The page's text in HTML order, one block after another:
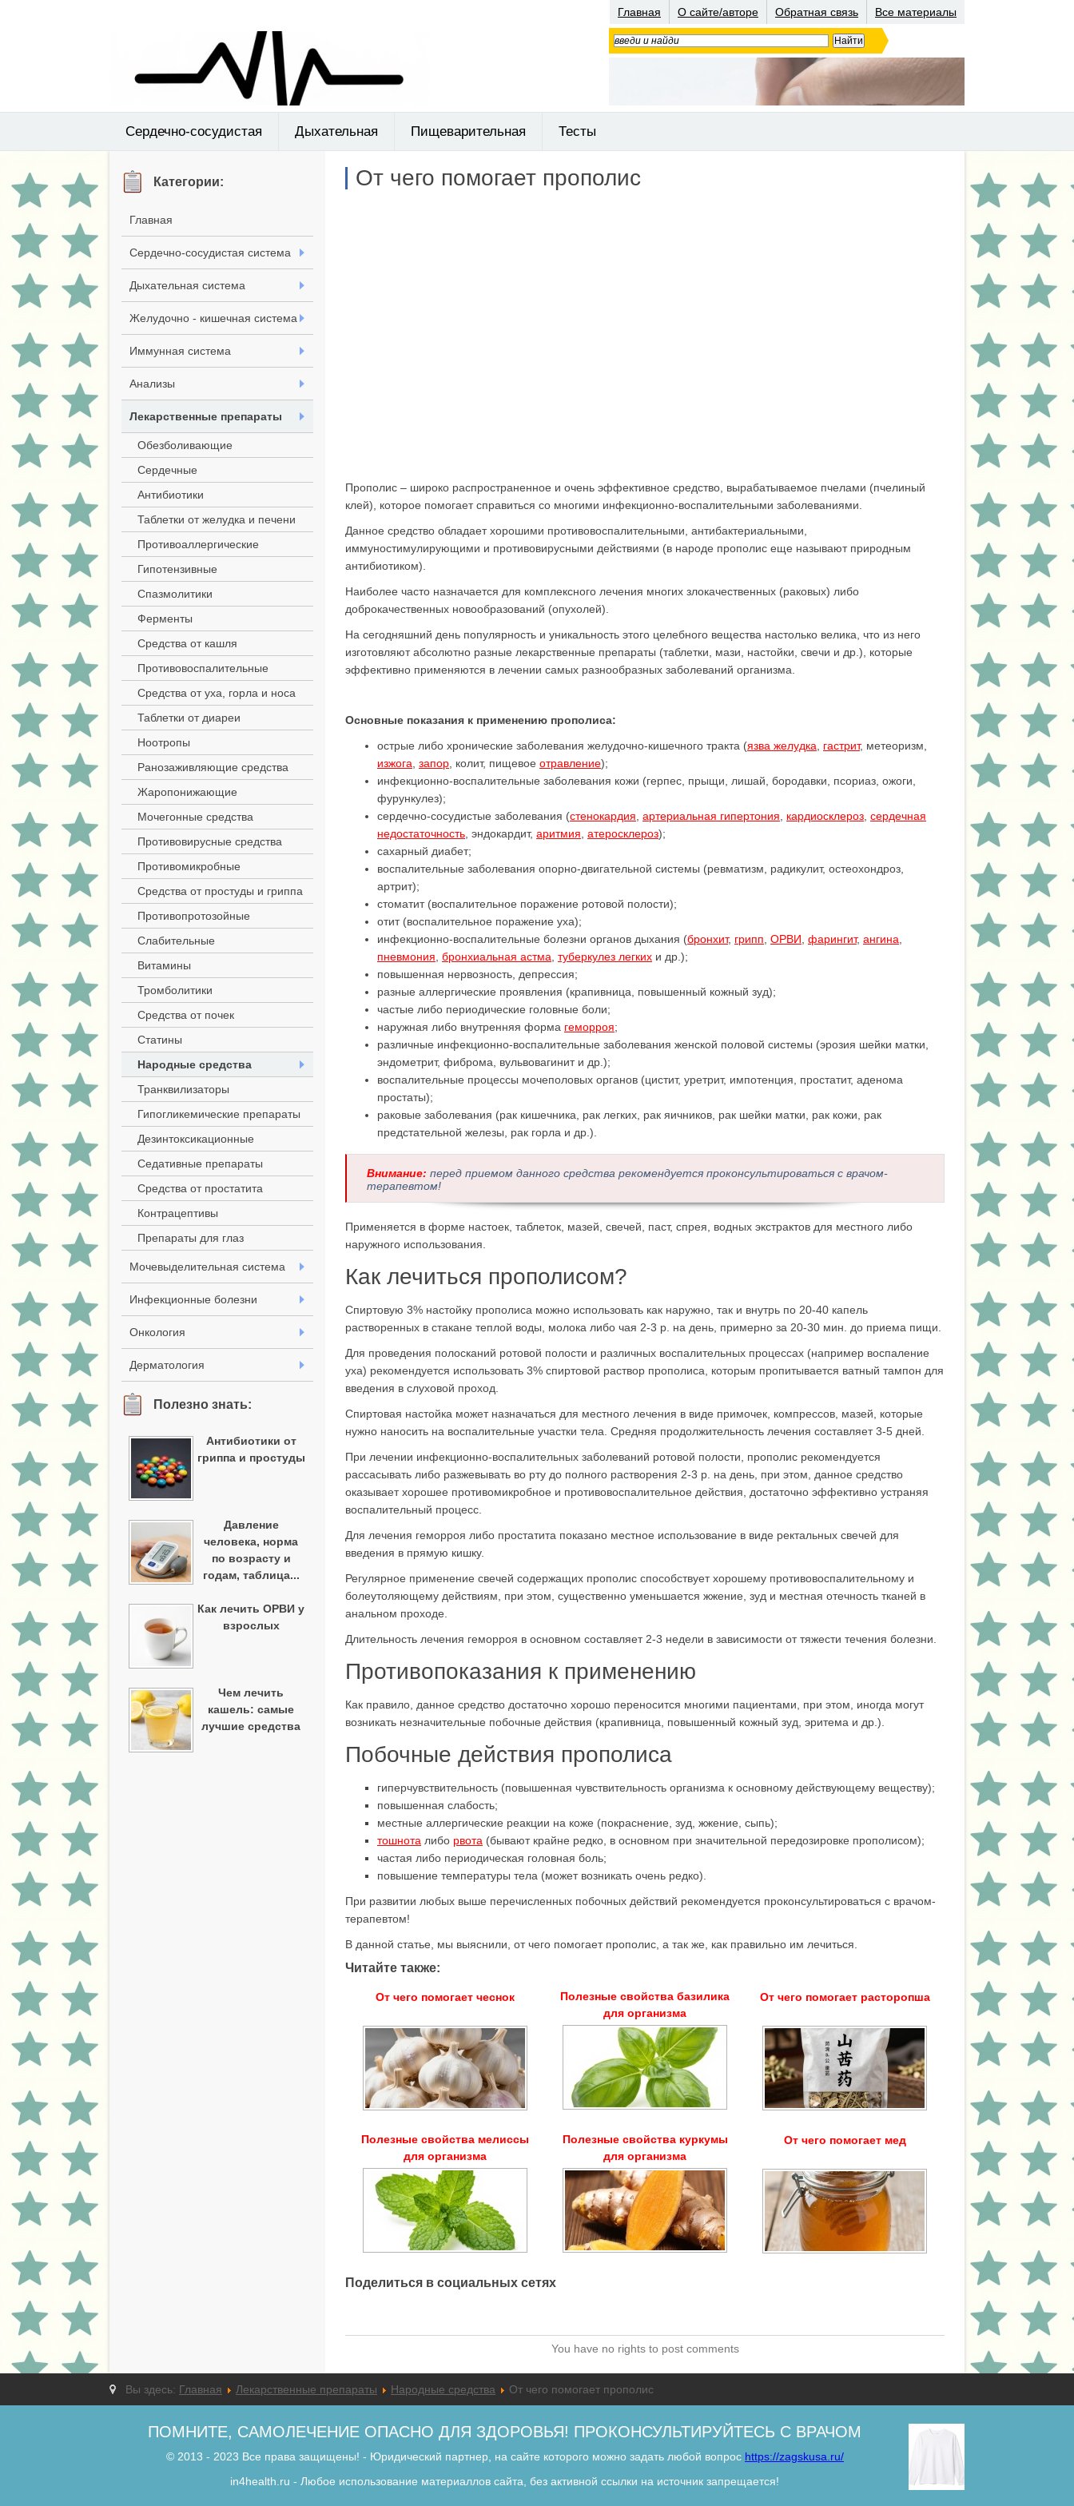
Главная О сайте/авторе Обратная связь Все материалы
Сердечно-сосудистая Дыхательная Пищеварительная Тесты
От чего помогает прополис
Прополис – широко распространенное и очень эффективное средство, вырабатываемое пчелами (пчелиный
клей), которое помогает справиться со многими инфекционно-воспалительными заболеваниями.
Данное средство обладает хорошими противовоспалительными, антибактериальными,
иммуностимулирующими и противовирусными действиями (в народе прополис еще называют природным
антибиотиком).
Наиболее часто назначается для комплексного лечения многих злокачественных (раковых) либо
доброкачественных новообразований (опухолей).
На сегодняшний день популярность и уникальность этого целебного вещества настолько велика, что из него
изготовляют абсолютно разные лекарственные препараты (таблетки, мази, настойки, свечи и др.), которые
эффективно применяются в лечении самых разнообразных заболеваний организма.
Основные показания к применению прополиса:
острые либо хронические заболевания желудочно-кишечного тракта (язва желудка гастрит, метеоризм,
изжога запор , колит, пищевое отравление);
инфекционно-воспалительные заболевания кожи (герпес, прыщи, лишай, бородавки, псориаз, ожоги,
фурункулез);
сердечно-сосудистые заболевания (стенокардия артериальная гипертония кардиосклероз сердечная
недостаточность , эндокардит, аритмия атеросклероз);
сахарный диабет;
воспалительные заболевания опорно-двигательной системы (ревматизм, радикулит, остеохондроз,
артрит);
стоматит (воспалительное поражение ротовой полости);
отит (воспалительное поражение уха);
инфекционно-воспалительные болезни органов дыхания (бронхит, грипп ОРВИ фарингит, ангина
пневмония бронхиальная астма туберкулез легких и др.);
повышенная нервозность, депрессия;
разные аллергические проявления (крапивница, повышенный кожный зуд);
частые либо периодические головные боли;
наружная либо внутренняя форма геморроя;
различные инфекционно-воспалительные заболевания женской половой системы (эрозия шейки матки,
эндометрит, фиброма, вульвовагинит и др.);
воспалительные процессы мочеполовых органов (цистит, уретрит, импотенция, простатит, аденома
простаты);
раковые заболевания (рак кишечника, рак легких, рак яичников, рак шейки матки, рак кожи, рак
предстательной железы, рак горла и др.).
Внимание: перед приемом данного средства рекомендуется проконсультироваться с врачом-
терапевтом!
Применяется в форме настоек, таблеток, мазей, свечей, паст, спрея, водных экстрактов для местного либо
наружного использования.
Как лечиться прополисом?
Спиртовую 3% настойку прополиса можно использовать как наружно, так и внутрь по 20-40 капель
растворенных в стакане теплой воды, молока либо чая 2-3 р. на день, примерно за 20-30 мин. до приема пищи.
Для проведения полосканий ротовой полости и различных воспалительных процессах (например воспаление
уха) рекомендуется использовать 3% спиртовой раствор прополиса, которым пропитывается ватный тампон для
введения в слуховой проход.
Спиртовая настойка может назначаться для местного лечения в виде примочек, компрессов, мазей, которые
нужно наносить на воспалительные участки тела. Средняя продолжительность лечения составляет 3-5 дней.
При лечении инфекционно-воспалительных заболеваний ротовой полости, прополис рекомендуется
рассасывать либо разжевывать во рту до полного растворения 2-3 р. на день, при этом, данное средство
оказывает хорошее противомикробное и противовоспалительное действия, достаточно эффективно устраняя
воспалительный процесс.
Для лечения геморроя либо простатита показано местное использование в виде ректальных свечей для
введения в прямую кишку.
Регулярное применение свечей содержащих прополис способствует хорошему противовоспалительному и
болеутоляющему действиям, при этом, существенно уменьшается жжение, зуд и местная отечность тканей в
анальном проходе.
Длительность лечения геморроя в основном составляет 2-3 недели в зависимости от тяжести течения болезни.
Противопоказания к применению
Как правило, данное средство достаточно хорошо переносится многими пациентами, при этом, иногда могут
возникать незначительные побочные действия (крапивница, повышенный кожный зуд, эритема и др.).
Побочные действия прополиса
гиперчувствительность (повышенная чувствительность организма к основному действующему веществу);
повышенная слабость;
местные аллергические реакции на коже (покраснение, зуд, жжение, сыпь);
тошнота либо рвота (бывают крайне редко, в основном при значительной передозировке прополисом);
частая либо периодическая головная боль;
повышение температуры тела (может возникать очень редко).
При развитии любых выше перечисленных побочных действий рекомендуется проконсультироваться с врачом-
терапевтом!
В данной статье, мы выяснили, от чего помогает прополис, а так же, как правильно им лечиться.
Читайте также:
От чего помогает чеснок
Полезные свойства базилика
для организма
От чего помогает расторопша
Полезные свойства мелиссы
для организма
Полезные свойства куркумы
для организма
От чего помогает мед
Поделиться в социальных сетях
You have no rights to post comments
Категории:
Главная
Сердечно-сосудистая система
Дыхательная система
Желудочно - кишечная система
Иммунная система
Анализы
Лекарственные препараты
Обезболивающие
Сердечные
Антибиотики
Таблетки от желудка и печени
Противоаллергические
Гипотензивные
Спазмолитики
Ферменты
Средства от кашля
Противовоспалительные
Средства от уха, горла и носа
Таблетки от диареи
Ноотропы
Ранозаживляющие средства
Жаропонижающие
Мочегонные средства
Противовирусные средства
Противомикробные
Средства от простуды и гриппа
Противопротозойные
Слабительные
Витамины
Тромболитики
Средства от почек
Статины
Народные средства
Транквилизаторы
Гипогликемические препараты
Дезинтоксикационные
Седативные препараты
Средства от простатита
Контрацептивы
Препараты для глаз
Мочевыделительная система
Инфекционные болезни
Онкология
Дерматология
Полезно знать:
Антибиотики от
гриппа и простуды
Давление
человека, норма
по возрасту и
годам, таблица...
Как лечить ОРВИ у
взрослых
Чем лечить
кашель: самые
лучшие средства
Вы здесь: Главная Лекарственные препараты Народные средства От чего помогает прополис
ПОМНИТЕ, САМОЛЕЧЕНИЕ ОПАСНО ДЛЯ ЗДОРОВЬЯ! ПРОКОНСУЛЬТИРУЙТЕСЬ С ВРАЧОМ
© 2013 - 2023 Все права защищены! - Юридический партнер, на сайте которого можно задать любой вопрос https://zagskusa.ru/
in4health.ru - Любое использование материаллов сайта, без активной ссылки на источник запрещается!